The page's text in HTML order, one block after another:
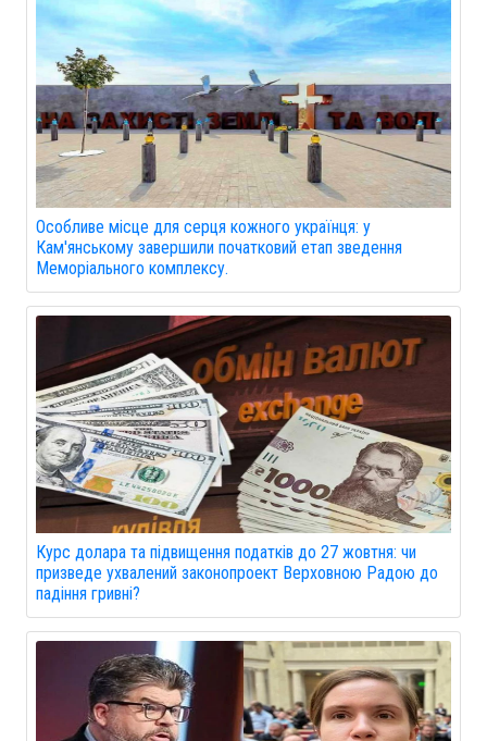
Особливе місце для серця кожного українця: у
Кам'янському завершили початковий етап зведення
Меморіального комплексу.
Курс долара та підвищення податків до 27 жовтня: чи
призведе ухвалений законопроект Верховною Радою до
падіння гривні?